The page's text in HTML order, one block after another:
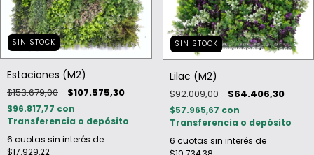
SIN STOCK
Estaciones (M2)
$153.679,00 $107.575,30
$96.817,77 con
Transferencia o depósito
6 cuotas sin interés de
$17.929,22
SIN STOCK
Lilac (M2)
$92.009,00 $64.406,30
$57.965,67 con
Transferencia o depósito
6 cuotas sin interés de